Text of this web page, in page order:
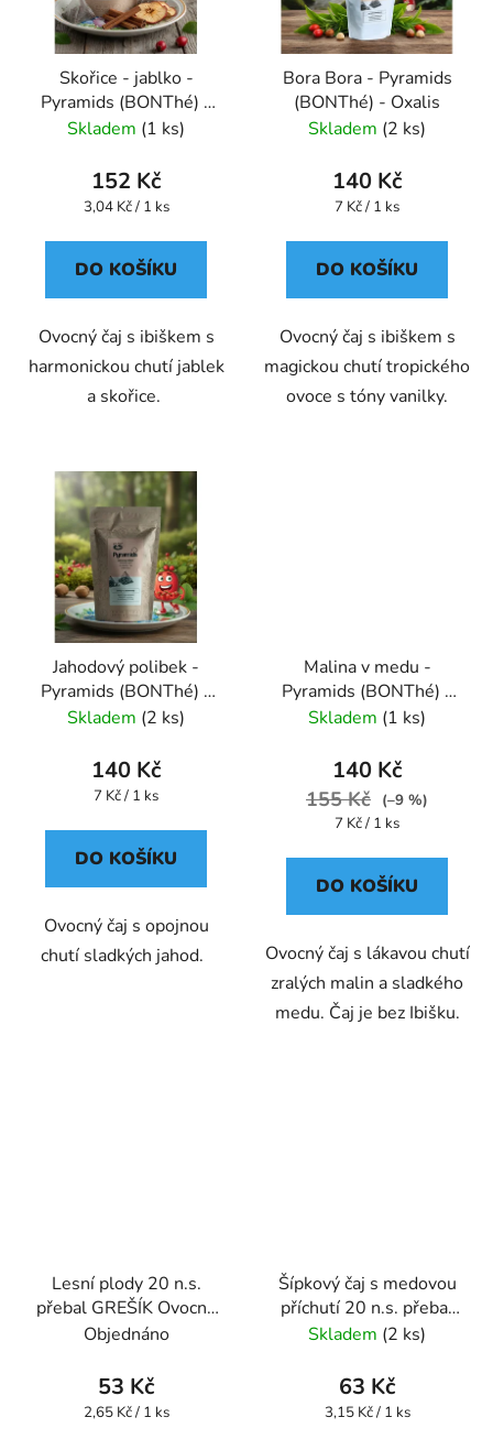
Skořice - jablko -
Pyramids (BONThé) -
Oxalis
Skladem (1 ks)
152 Kč
Měrná
3,04 Kč / 1 ks
DO KOŠÍKU
Ovocný čaj s ibiškem s
harmonickou chutí jablek
a skořice.
Bora Bora - Pyramids
(BONThé) - Oxalis
Skladem (2 ks)
140 Kč
Měrná
7 Kč / 1 ks
DO KOŠÍKU
Ovocný čaj s ibiškem s
magickou chutí tropického
ovoce s tóny vanilky.
Jahodový polibek -
Pyramids (BONThé) -
Oxalis
Skladem (2 ks)
140 Kč
Měrná
7 Kč / 1 ks
DO KOŠÍKU
Ovocný čaj s opojnou
chutí sladkých jahod.
Malina v medu -
Pyramids (BONThé) -
Oxalis
Skladem (1 ks)
140 Kč
155 Kč
(–9 %)
Měrná
7 Kč / 1 ks
DO KOŠÍKU
Ovocný čaj s lákavou chutí
zralých malin a sladkého
medu. Čaj je bez Ibišku.
Lesní plody 20 n.s.
přebal GREŠÍK Ovocný
čaj
Objednáno
53 Kč
Měrná
2,65 Kč / 1 ks
Šípkový čaj s medovou
příchutí 20 n.s. přebal
GREŠÍK Ovocný čaj
Skladem (2 ks)
63 Kč
Měrná
3,15 Kč / 1 ks